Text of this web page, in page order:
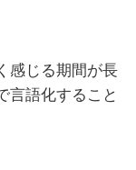
感じる期間が長
言語化すること